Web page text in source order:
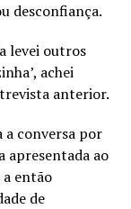
desconfiança.
levei outros
achei
anterior.
a conversa por
apresentada ao
então
de